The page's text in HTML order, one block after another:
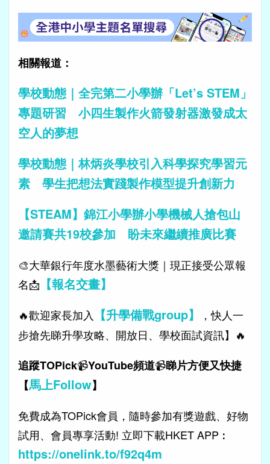
相關報道：
學校動態｜全完第二小學辦「Let’s STEM」
專題研習 小四生製作火箭發射器激發成太
空人的夢想
學校動態｜林炳炎學校引入科學探究學習元
素 學生把想法實踐製作模型提升創新力
【STEAM】錦江小學辦小學機械人搶包山
邀請賽共19校參加 盼未來繼續推廣比賽
🎨大華銀行年度水墨藝術大獎｜現正接受公眾報
名📩 【報名交畫】
🔥歡迎家長加入 【升學備戰group】
，快人一
步搶先睇升學攻略、開放日、學校面試資訊】🔥
追蹤TOPick📹YouTube頻道📹睇片方便又快捷
【馬上Follow】
免費成為TOPick會員，隨時參加有獎遊戲、好物
試用、會員專享活動! 立即下載HKET APP︰
https://onelink.to/f92q4m